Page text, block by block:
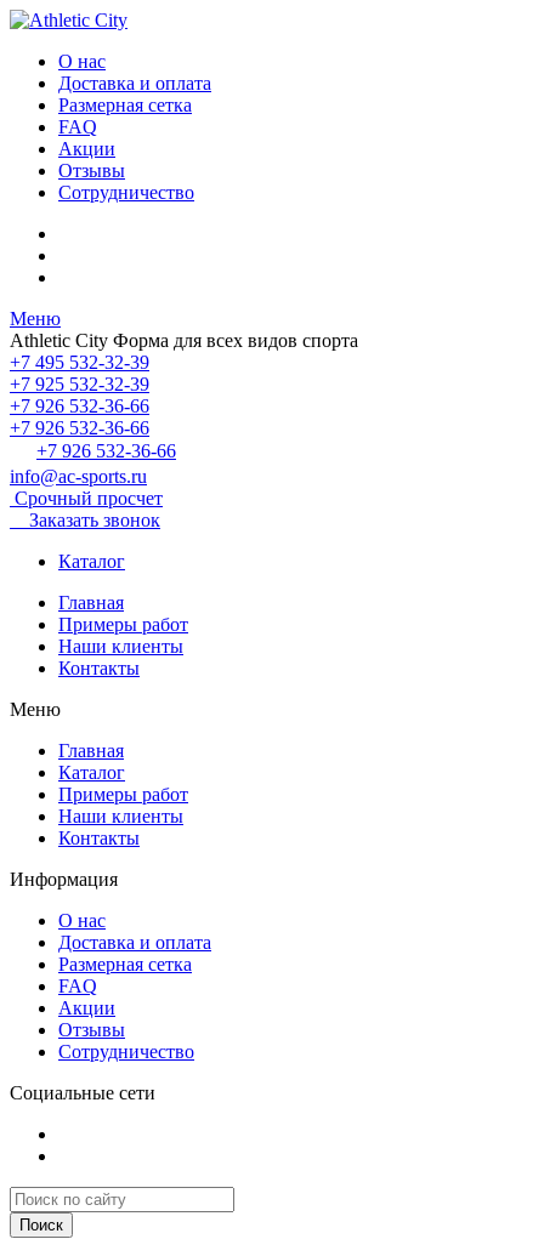
О нас
Доставка и оплата
Размерная сетка
FAQ
Акции
Отзывы
Сотрудничество
Меню
Athletic City Форма для всех видов спорта
+7 495 532-32-39
+7 925 532-32-39
+7 926 532-36-66
+7 926 532-36-66
+7 926 532-36-66
info@ac-sports.ru
Срочный просчет
Заказать звонок
Каталог
Главная
Примеры работ
Наши клиенты
Контакты
Меню
Главная
Каталог
Примеры работ
Наши клиенты
Контакты
Информация
О нас
Доставка и оплата
Размерная сетка
FAQ
Акции
Отзывы
Сотрудничество
Социальные сети
Поиск